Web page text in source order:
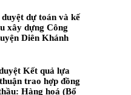
dự toán và kế
xây dựng Công
Diên Khánh
Kết quả lựa
trao hợp đồng
Hàng hoá (Bổ